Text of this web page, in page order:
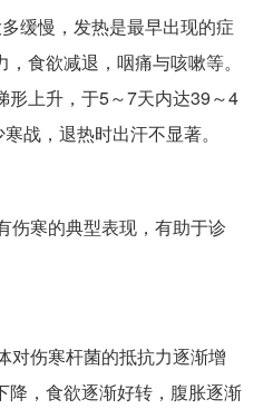
缓慢，发热是最早出现的症
食欲减退，咽痛与咳嗽等。
形上升，于5～7天内达39～4
战，退热时出汗不显著。
伤寒的典型表现，有助于诊
对伤寒杆菌的抵抗力逐渐增
降，食欲逐渐好转，腹胀逐渐